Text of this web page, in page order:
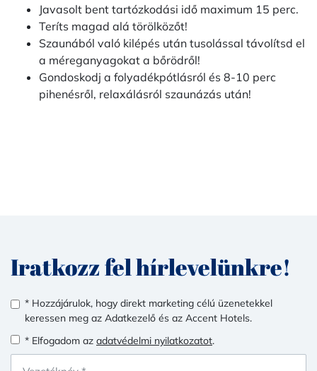
Javasolt bent tartózkodási idő maximum 15 perc.
Teríts magad alá törölközőt!
Szaunából való kilépés után tusolással távolítsd el
a méreganyagokat a bőrödről!
Gondoskodj a folyadékpótlásról és 8-10 perc
pihenésről, relaxálásról szaunázás után!
Iratkozz fel hírlevelünkre!
* Hozzájárulok, hogy direkt marketing célú üzenetekkel
keressen meg az Adatkezelő és az Accent Hotels.
* Elfogadom az adatvédelmi nyilatkozatot.